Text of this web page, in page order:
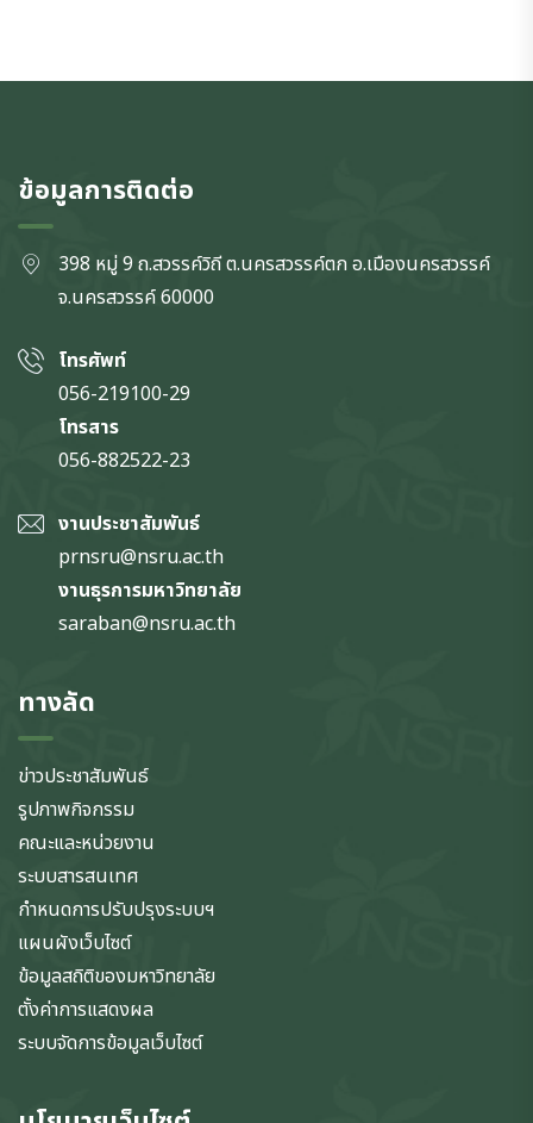
ข้อมูลการติดต่อ
398 หมู่ 9 ถ.สวรรค์วิถี ต.นครสวรรค์ตก อ.เมืองนครสวรรค์
จ.นครสวรรค์60000
โทรศัพท์
056-219100-29
โทรสาร
056-882522-23
งานประชาสัมพันธ์
prnsru@nsru.ac.th
งานธุรการมหาวิทยาลัย
saraban@nsru.ac.th
ทางลัด
ข่าวประชาสัมพันธ์
รูปภาพกิจกรรม
คณะและหน่วยงาน
ระบบสารสนเทศ
กำหนดการปรับปรุงระบบฯ
แผนผังเว็บไซต์
ข้อมูลสถิติของมหาวิทยาลัย
ตั้งค่าการแสดงผล
ระบบจัดการข้อมูลเว็บไซต์